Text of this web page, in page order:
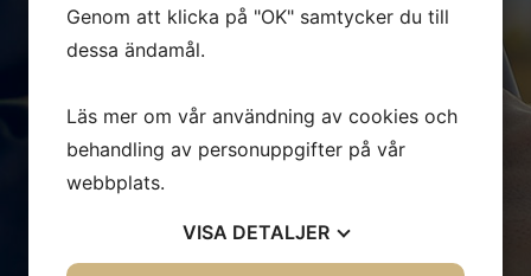
industri- eller
den kompetens du söker
oavsett om du vill ha hjälp
med rena snickeriarbeten,
Genom att klicka på "OK" samtycker du till
dessa ändamål.
Läs mer om vår användning av cookies och
behandling av personuppgifter på vår
webbplats.
VISA DETALJER